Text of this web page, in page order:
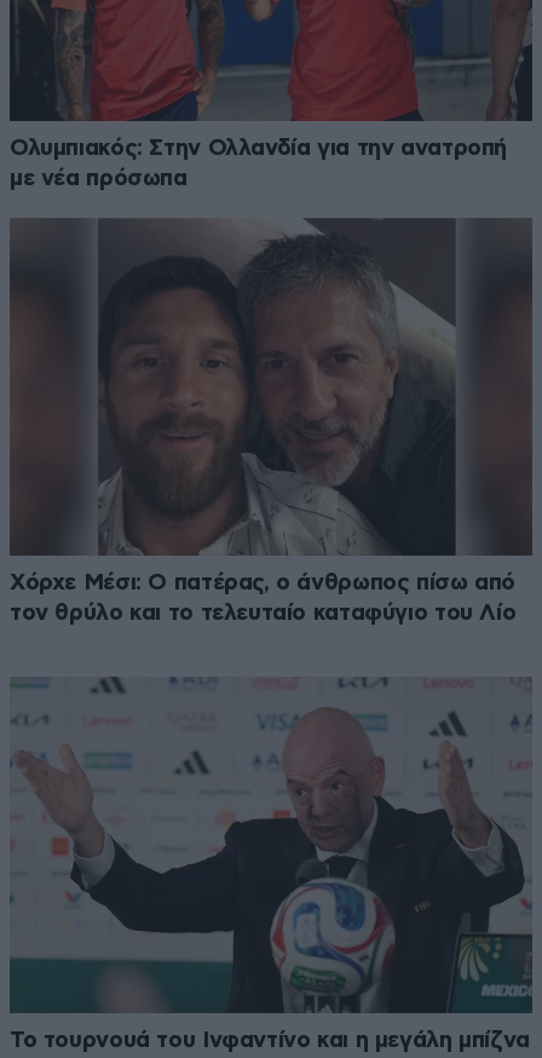
Ολυμπιακός: Στην Ολλανδία για την ανατροπή
με νέα πρόσωπα
Χόρχε Μέσι: Ο πατέρας, ο άνθρωπος πίσω από
τον θρύλο και το τελευταίο καταφύγιο του Λίο
Το τουρνουά του Ινφαντίνο και η μεγάλη μπίζνα